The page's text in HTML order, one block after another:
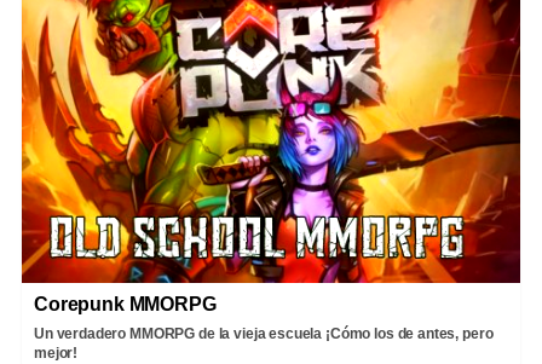
Corepunk MMORPG
Un verdadero MMORPG de la vieja escuela ¡Cómo los de antes, pero
mejor!